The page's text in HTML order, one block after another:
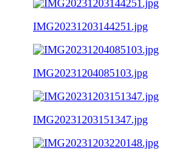
IMG20231203144251.jpg
IMG20231204085103.jpg
IMG20231203151347.jpg